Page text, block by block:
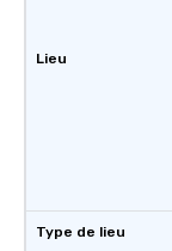
Lieu
Type de lieu